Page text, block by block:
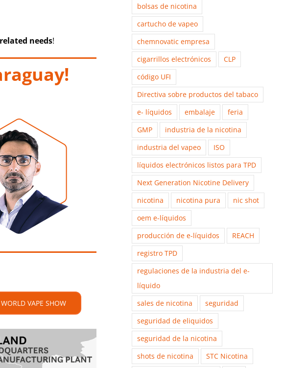
needs!
WORLD VAPE SHOW
bolsas de nicotina
cartucho de vapeo
chemnovatic empresa
cigarrillos electrónicos
CLP
código UFI
Directiva sobre productos del tabaco
e- líquidos
embalaje
feria
GMP
industria de la nicotina
industria del vapeo
ISO
líquidos electrónicos listos para TPD
Next Generation Nicotine Delivery
nicotina
nicotina pura
nic shot
oem e-líquidos
producción de e-líquidos
REACH
registro TPD
regulaciones de la industria del e-
líquido
sales de nicotina
seguridad
seguridad de eliquidos
seguridad de la nicotina
shots de nicotina
STC Nicotina